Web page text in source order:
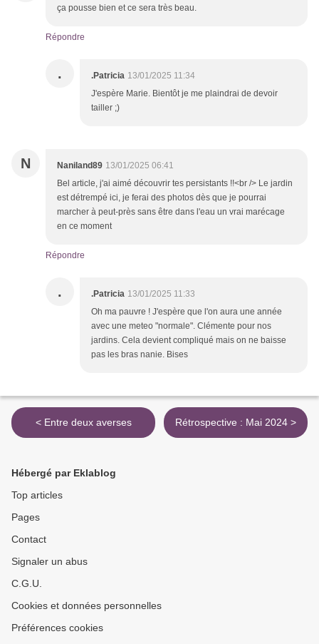
ça pousse bien et ce sera très beau.
Répondre
. .Patricia 13/01/2025 11:34
J'espère Marie. Bientôt je me plaindrai de devoir
tailler ;)
N Naniland89 13/01/2025 06:41
Bel article, j'ai aimé découvrir tes persistants !!<br /> Le jardin
est détrempé ici, je ferai des photos dès que je pourrai
marcher à peut-près sans être dans l'eau un vrai marécage
en ce moment
Répondre
. .Patricia 13/01/2025 11:33
Oh ma pauvre ! J'espère que l'on aura une année
avec une meteo "normale". Clémente pour nos
jardins. Cela devient compliqué mais on ne baisse
pas les bras nanie. Bises
< Entre deux averses Rétrospective : Mai 2024 >
Hébergé par Eklablog
Top articles
Pages
Contact
Signaler un abus
C.G.U.
Cookies et données personnelles
Préférences cookies